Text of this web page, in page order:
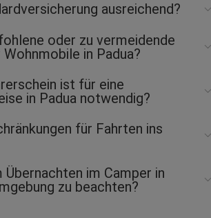
ausreichend?
oder zu vermeidende
in Padua?
ist für eine
in Padua notwendig?
für Fahrten ins
Übernachten im Camper in
zu beachten?